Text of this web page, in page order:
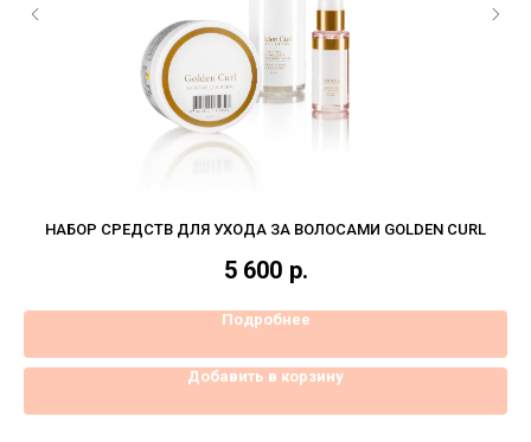
НАБОР СРЕДСТВ ДЛЯ УХОДА ЗА ВОЛОСАМИ GOLDEN CURL
5 600 р.
Подробнее
Добавить в корзину